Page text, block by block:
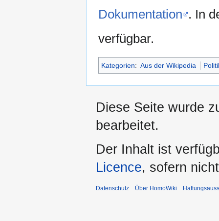
Dokumentation . In
verfügbar.
Kategorien: Aus der Wikipedia
Diese Seite wurde
bearbeitet.
Der Inhalt ist
Licence, sofern
Datenschutz Über HomoWiki